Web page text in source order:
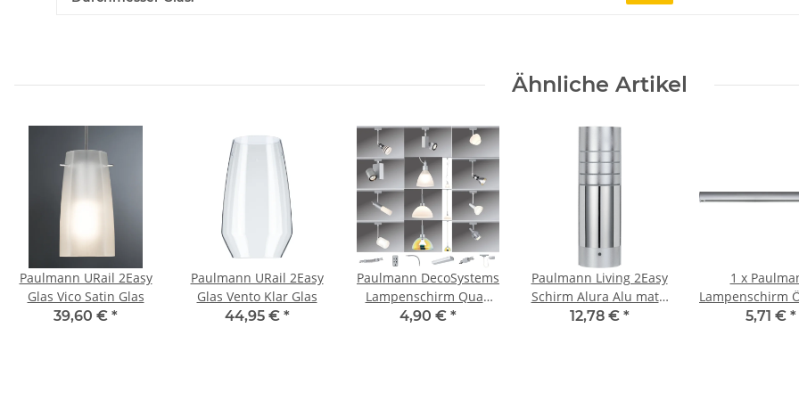
Ähnliche Artikel
Paulmann URail 2Easy
Glas Vico Satin Glas
39,60 € *
Paulmann URail 2Easy
Glas Vento Klar Glas
44,95 € *
Paulmann DecoSystems
Lampenschirm Quad
max.50W Glas Weiß
4,90 € *
Paulmann Living 2Easy
Schirm Alura Alu matt/
Chrom Aluminium
12,78 € *
1 x
Lampenschirm
ca. 3,3 cm Kegi
5,71 € *